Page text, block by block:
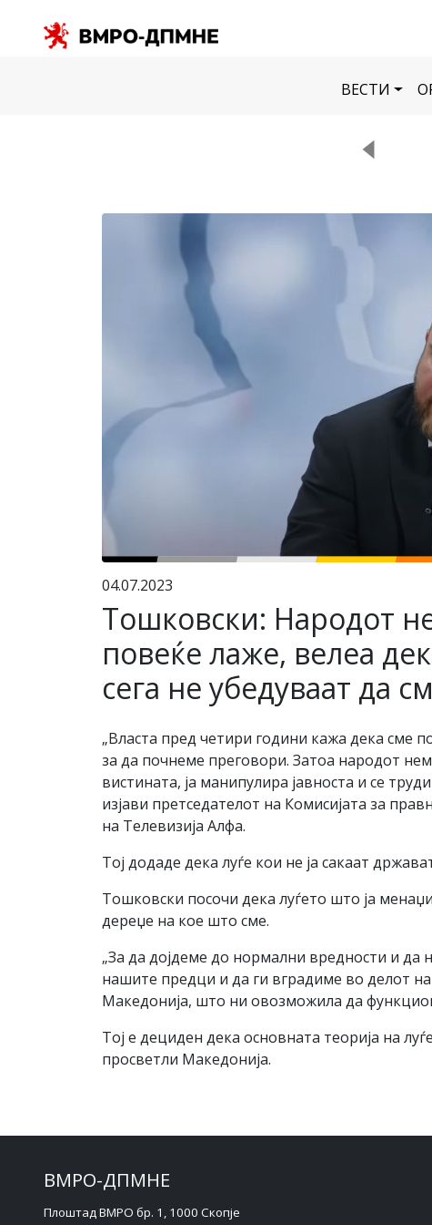
ВЕСТИ
04.07.2023
Тошковски: Народот
повеќе лаже, велеа
сега не убедуваат да
„Власта пред четири години кажа дека сме
за да почнеме преговори. Затоа народот
вистината, ја манипулира јавноста и се
изјави претседателот на Комисијата за
на Телевизија Алфа.
Тој додаде дека луѓе кои не ја сакаат
Тошковски посочи дека луѓето што ја
дереџе на кое што сме.
„За да дојдеме до нормални вредности и
нашите предци и да ги вградиме во делот
Македонија, што ни овозможила да
Тој е дециден дека основната теорија на
просветли Македонија.
ВМРО-ДПМНЕ
Плоштад ВМРО бр. 1, 1000 Скопје